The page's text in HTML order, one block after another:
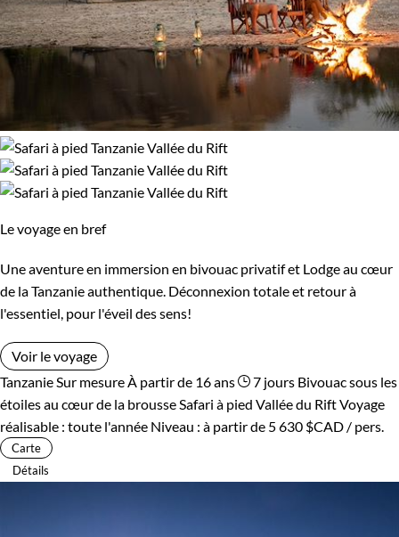
Le voyage en bref
Une aventure en immersion en bivouac privatif et Lodge au cœur
de la Tanzanie authentique. Déconnexion totale et retour à
l'essentiel, pour l'éveil des sens!
Voir le voyage
Tanzanie Sur mesure À partir de 16 ans 7 jours Bivouac sous les
étoiles au cœur de la brousse Safari à pied Vallée du RiftVoyage
réalisable : toute l'année Niveau : à partir de 5 630 $CAD / pers.
Carte
Détails